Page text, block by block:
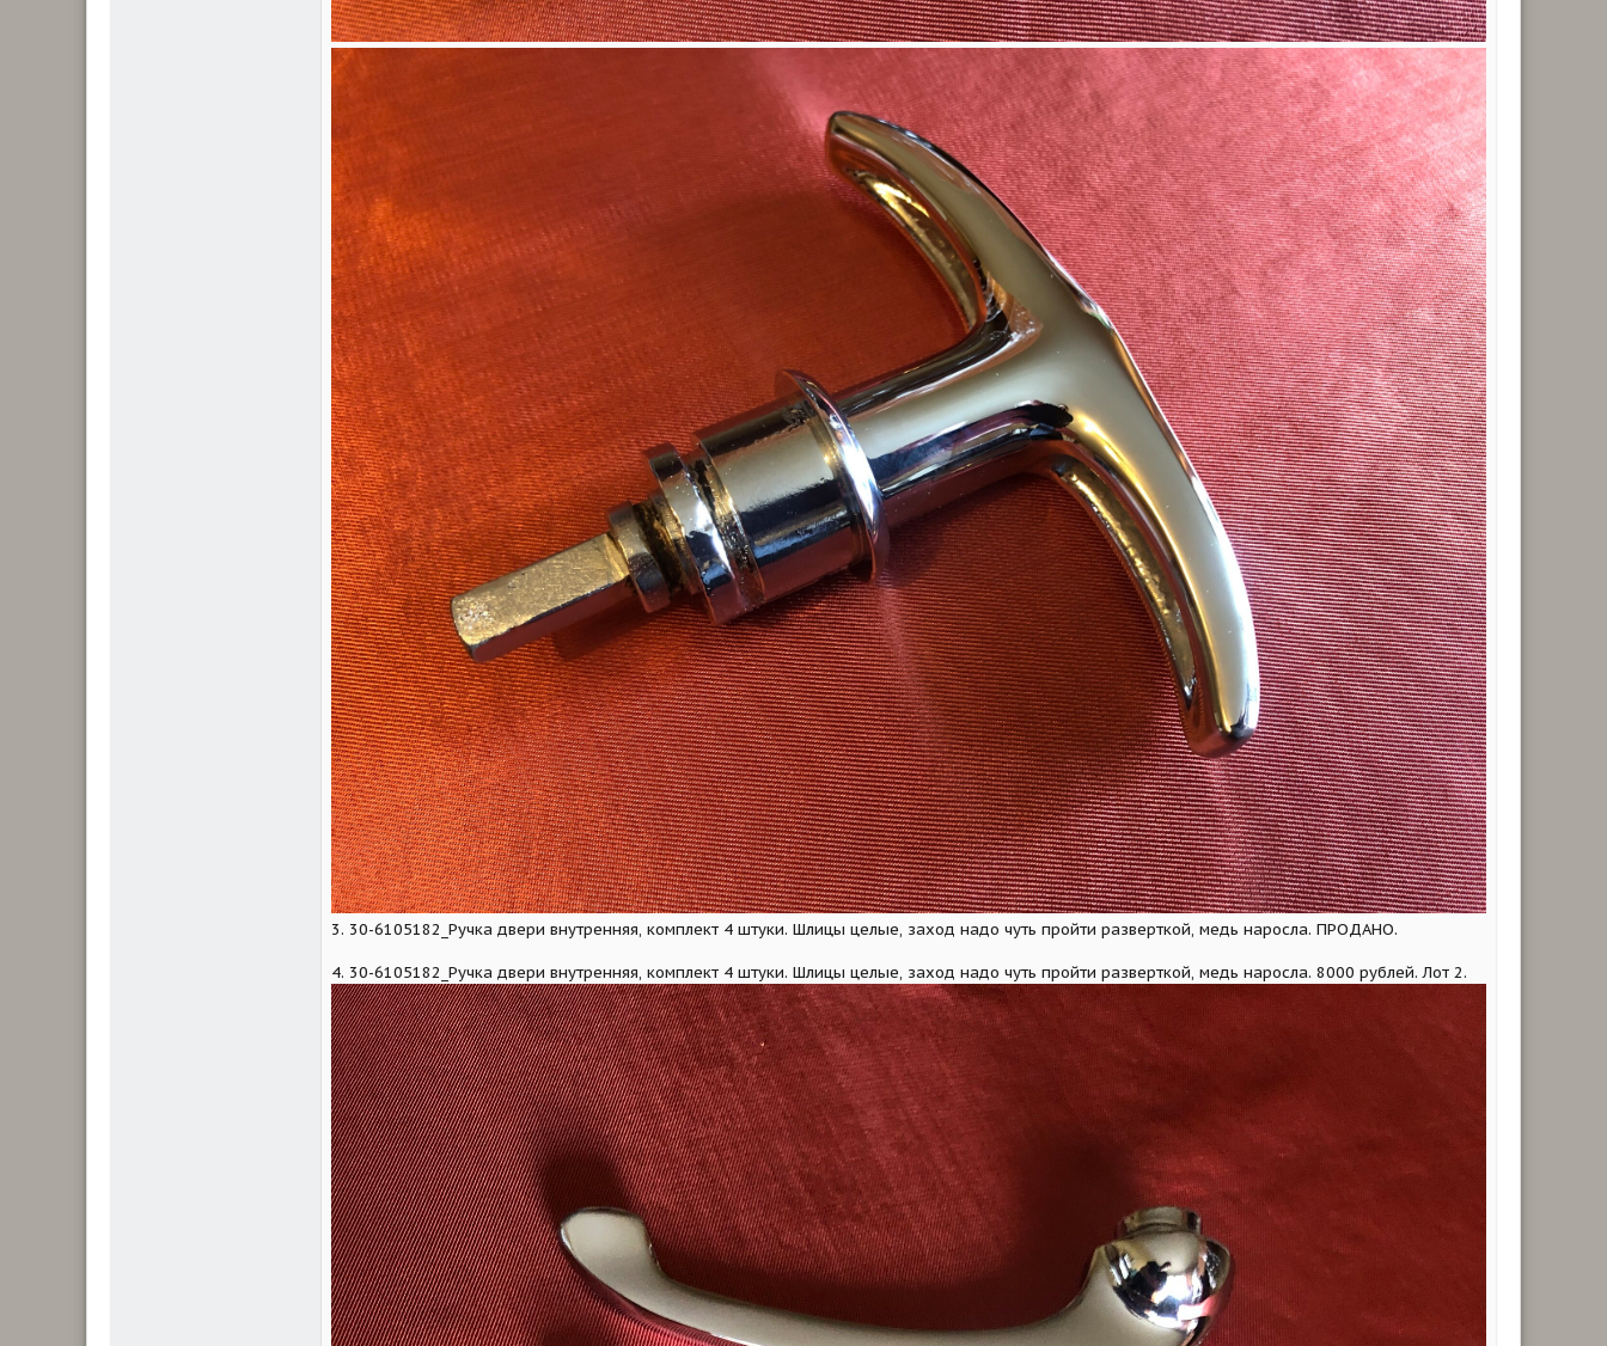
3. 30-6105182_Ручка двери внутренняя, комплект 4 штуки. Шлицы целые, заход надо чуть пройти разверткой, медь наросла. ПРОДАНО.
4. 30-6105182_Ручка двери внутренняя, комплект 4 штуки. Шлицы целые, заход надо чуть пройти разверткой, медь наросла. 8000 рублей. Лот 2.